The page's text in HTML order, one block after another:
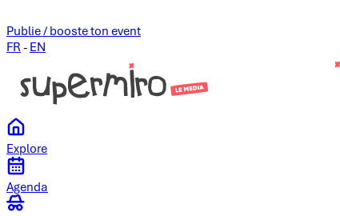
Publie / booste ton event
FR - EN
Explore
Agenda